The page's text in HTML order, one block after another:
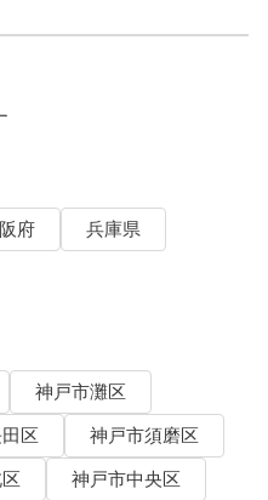
府
兵庫県
神戸市灘区
区
神戸市須磨区
神戸市中央区